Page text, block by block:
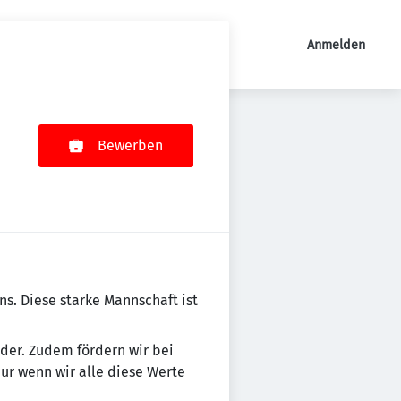
Anmelden
Bewerben
Diese starke Mannschaft ist
Zudem fördern wir bei
wenn wir alle diese Werte